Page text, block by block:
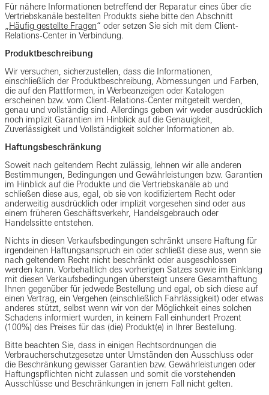
Für nähere Informationen betreffend der Reparatur eines über die
Vertriebskanäle bestellten Produkts siehe bitte den Abschnitt
Häufig gestellte Fragen“ oder setzen Sie sich mit dem Client-
Relations-Center in Verbindung.
Produktbeschreibung
Wir versuchen, sicherzustellen, dass die Informationen,
einschließlich der Produktbeschreibung, Abmessungen und Farben,
die auf den Plattformen, in Werbeanzeigen oder Katalogen
erscheinen bzw. vom Client-Relations-Center mitgeteilt werden,
genau und vollständig sind. Allerdings geben wir weder ausdrücklich
noch implizit Garantien im Hinblick auf die Genauigkeit,
Zuverlässigkeit und Vollständigkeit solcher Informationen ab.
Haftungsbeschränkung
Soweit nach geltendem Recht zulässig, lehnen wir alle anderen
Bestimmungen, Bedingungen und Gewährleistungen bzw. Garantien
im Hinblick auf die Produkte und die Vertriebskanäle ab und
schließen diese aus, egal, ob sie von kodifiziertem Recht oder
anderweitig ausdrücklich oder implizit vorgesehen sind oder aus
einem früheren Geschäftsverkehr, Handelsgebrauch oder
Handelssitte entstehen.
Nichts in diesen Verkaufsbedingungen schränkt unsere Haftung für
irgendeinen Haftungsanspruch ein oder schließt diese aus, wenn sie
nach geltendem Recht nicht beschränkt oder ausgeschlossen
werden kann. Vorbehaltlich des vorherigen Satzes sowie im Einklang
mit diesen Verkaufsbedingungen übersteigt unsere Gesamthaftung
Ihnen gegenüber für jedwede Bestellung und egal, ob sich diese auf
einen Vertrag, ein Vergehen (einschließlich Fahrlässigkeit) oder etwas
anderes stützt, selbst wenn wir von der Möglichkeit eines solchen
Schadens informiert wurden, in keinem Fall einhundert Prozent
(100%) des Preises für das (die) Produkt(e) in Ihrer Bestellung.
Bitte beachten Sie, dass in einigen Rechtsordnungen die
Verbraucherschutzgesetze unter Umständen den Ausschluss oder
die Beschränkung gewisser Garantien bzw. Gewährleistungen oder
Haftungspflichten nicht zulassen und somit die vorstehenden
Ausschlüsse und Beschränkungen in jenem Fall nicht gelten.